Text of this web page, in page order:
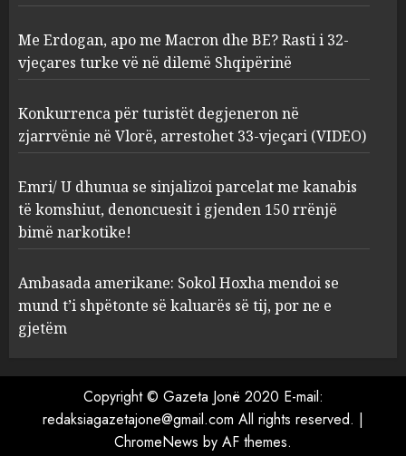
3
Konkurrenca për turistët
degjeneron në zjarrvënie në
Vlorë, arrestohet 33-vjeçari
(VIDEO)
AUGUST 7, 2026
Emri/ U dhunua se sinjalizoi
parcelat me kanabis të
komshiut, denoncuesit i
gjenden 150 rrënjë bimë
AUGUST 7, 2026
AUGUST 7, 2026
Me Erdogan, apo me Macron dhe BE? Rasti i 32-
vjeçares turke vë në dilemë Shqipërinë
Konkurrenca për turistët degjeneron në
zjarrvënie në Vlorë, arrestohet 33-vjeçari (VIDEO)
Emri/ U dhunua se sinjalizoi parcelat me kanabis
të komshiut, denoncuesit i gjenden 150 rrënjë
bimë narkotike!
Ambasada amerikane: Sokol Hoxha mendoi se
mund t’i shpëtonte së kaluarës së tij, por ne e
gjetëm
Copyright © Gazeta Jonë 2020 E-mail:
redaksiagazetajone@gmail.com All rights reserved. |
ChromeNews by AF themes.